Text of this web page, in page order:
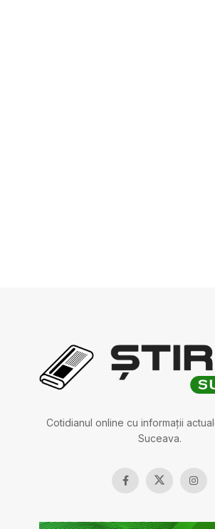
Cotidianul online cu informații
Suceava.